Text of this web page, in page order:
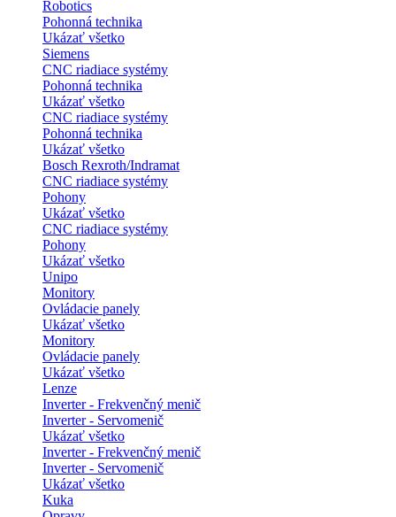
Robotics
Pohonná technika
Ukázať všetko
Siemens
CNC riadiace systémy
Pohonná technika
Ukázať všetko
CNC riadiace systémy
Pohonná technika
Ukázať všetko
Bosch Rexroth/Indramat
CNC riadiace systémy
Pohony
Ukázať všetko
CNC riadiace systémy
Pohony
Ukázať všetko
Unipo
Monitory
Ovládacie panely
Ukázať všetko
Monitory
Ovládacie panely
Ukázať všetko
Lenze
Inverter - Frekvenčný menič
Inverter - Servomenič
Ukázať všetko
Inverter - Frekvenčný menič
Inverter - Servomenič
Ukázať všetko
Kuka